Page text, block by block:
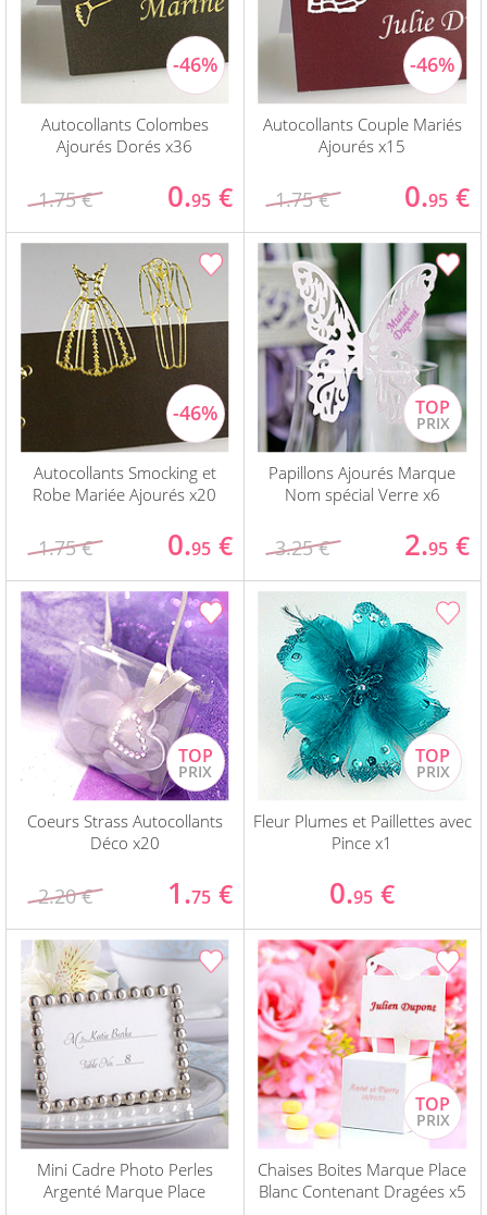
Autocollants Colombes
Ajourés Dorés x36
1.75 € 0.95 €
Autocollants Couple Mariés
Ajourés x15
1.75 € 0.95 €
Autocollants Smocking et
Robe Mariée Ajourés x20
1.75 € 0.95 €
Papillons Ajourés Marque
Nom spécial Verre x6
3.25 € 2.95 €
Coeurs Strass Autocollants
Déco x20
2.20 € 1.75 €
Fleur Plumes et Paillettes avec
Pince x1
0.95 €
Mini Cadre Photo Perles
Argenté Marque Place
Chaises Boites Marque Place
Blanc Contenant Dragées x5